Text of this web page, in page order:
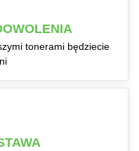
tonerami będziecie